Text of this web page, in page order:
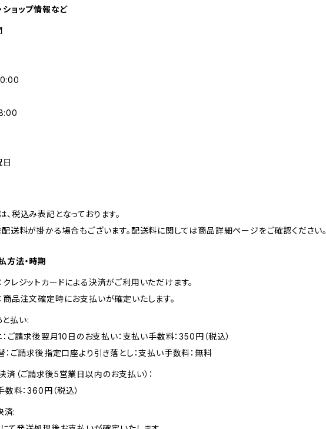
ショップ情報など
日
、税込み表記となっております。
配送料が掛かる場合もございます。配送料に関しては商品詳細ページをご確認ください。
方法・時期
クレジットカードによる決済がご利用いただけます。
商品注文確定時にお支払いが確定いたします。
払い:
：ご請求後翌月10日のお支払い：支払い手数料：350円（税込）
：ご請求後指定口座より引き落とし：支払い手数料：無料
済（ご請求後5営業日以内のお支払い）：
数料：360円（税込）
済: